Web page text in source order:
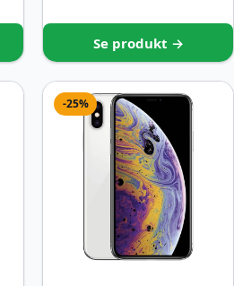
Se produkt →
-25%